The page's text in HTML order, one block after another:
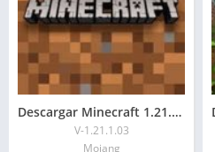
Descargar Minecraft 1.21.1.03 APK Mediafire 2026
V-1.21.1.03
Mojang